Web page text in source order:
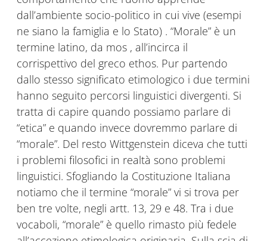
dall’ambiente socio-politico in cui vive (esempi
ne siano la famiglia e lo Stato) . “Morale” è un
termine latino, da mos , all’incirca il
corrispettivo del greco ethos. Pur partendo
dallo stesso significato etimologico i due termini
hanno seguito percorsi linguistici divergenti. Si
tratta di capire quando possiamo parlare di
“etica” e quando invece dovremmo parlare di
“morale”. Del resto Wittgenstein diceva che tutti
i problemi filosofici in realtà sono problemi
linguistici. Sfogliando la Costituzione Italiana
notiamo che il termine “morale” vi si trova per
ben tre volte, negli artt. 13, 29 e 48. Tra i due
vocaboli, “morale” è quello rimasto più fedele